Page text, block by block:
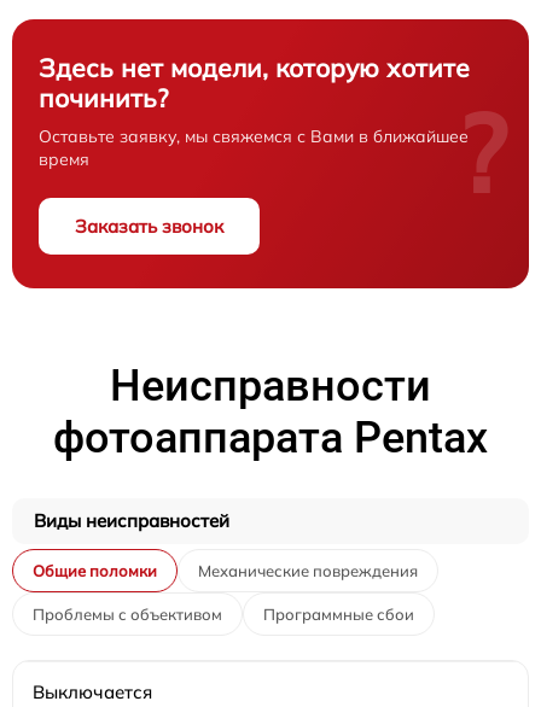
Здесь нет модели, которую хотите
починить?
Оставьте заявку, мы свяжемся с Вами в ближайшее
время
Заказать звонок
?
Неисправности
фотоаппарата Pentax
Виды неисправностей
Общие поломки Механические повреждения
Проблемы с объективом Программные сбои
Выключается